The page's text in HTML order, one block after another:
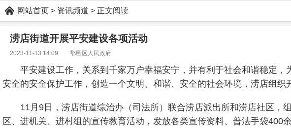
网站首页 > 资讯频道 > 正文阅读
涝店街道开展平安建设各项活动
2023-11-13 14:09 鄠邑区人民政府
平安建设工作，关系到千家万户幸福安宁，并有利于社会和谐稳定
安全的安全保护工作，创造一个文明、和谐、安全的社会环境，涝店组织
11月9日，涝店街道综治办（司法所）联合涝店派出所和涝店社区
区、进机关、进村组的宣传教育活动，发放各类宣传资料、普法手袋400